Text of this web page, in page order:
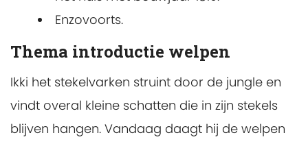
Enzovoorts.
Thema introductie welpen
Ikki het stekelvarken struint door de jungle en
vindt overal kleine schatten die in zijn stekels
blijven hangen. Vandaag daagt hij de welpen